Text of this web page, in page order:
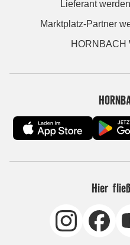
Lieferant
Marktplatz-Partner
HORNBACH
Hier